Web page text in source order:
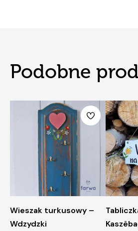
Podobne
Wieszak turkusowy –
Wdzydzki